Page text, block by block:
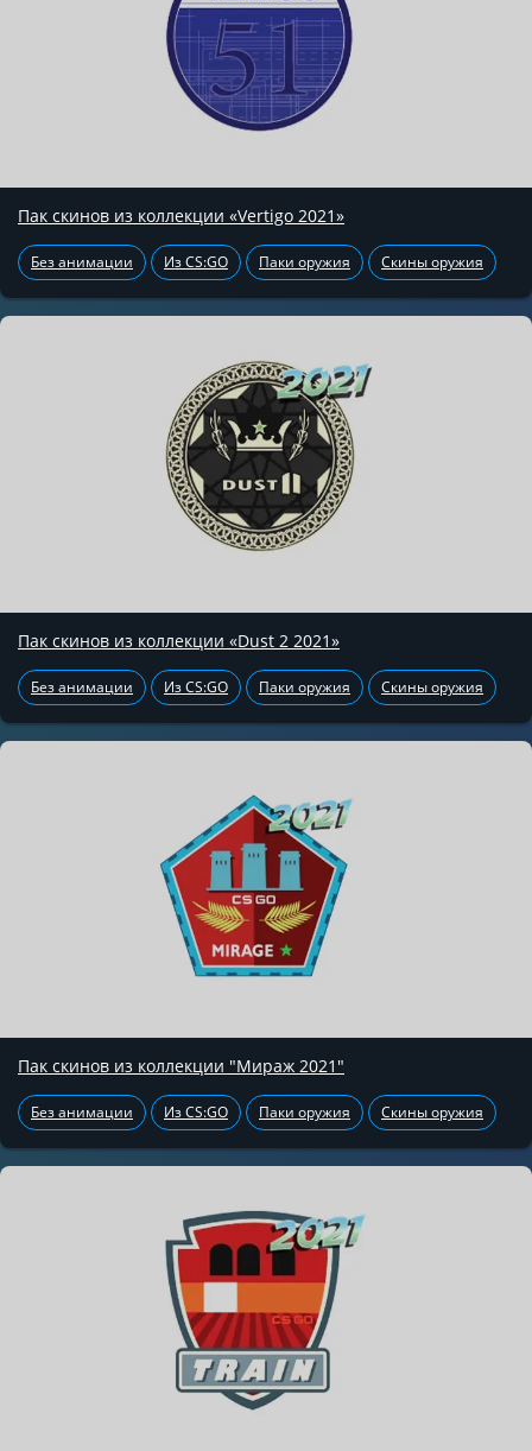
Пак скинов из коллекции «Vertigo 2021»
Без анимации Из CS:GO Паки оружия Скины оружия
Пак скинов из коллекции «Dust 2 2021»
Без анимации Из CS:GO Паки оружия Скины оружия
Пак скинов из коллекции "Мираж 2021"
Без анимации Из CS:GO Паки оружия Скины оружия